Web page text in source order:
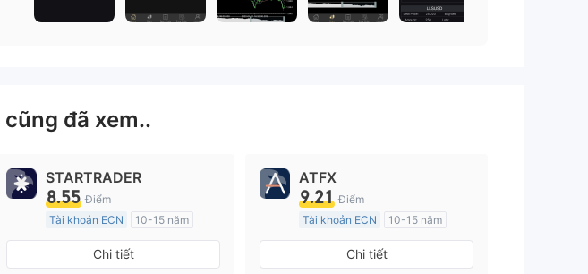
cũng đã xem..
STARTRADER
8.55 Điểm
Tài khoản ECN
10-15 năm
Đăng ký tại Nước Úc
Chi tiết
ATFX
9.21 Điểm
Tài khoản ECN
10-15 năm
Đăng ký tại Nước Úc
Chi tiết